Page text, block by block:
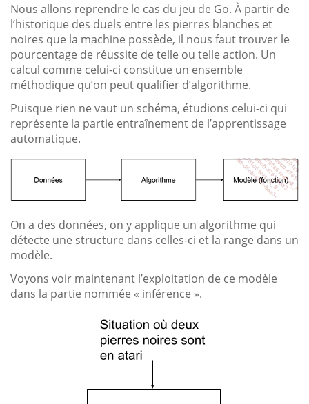
Nous allons reprendre le cas du jeu de Go. À partir de
l’historique des duels entre les pierres blanches et
noires que la machine possède, il nous faut trouver le
pourcentage de réussite de telle ou telle action. Un
calcul comme celui-ci constitue un ensemble
méthodique qu’on peut qualifier d’algorithme.
Puisque rien ne vaut un schéma, étudions celui-ci qui
représente la partie entraînement de l’apprentissage
automatique.
On a des données, on y applique un algorithme qui
détecte une structure dans celles-ci et la range dans un
modèle.
Voyons voir maintenant l’exploitation de ce modèle
dans la partie nommée « inférence ».